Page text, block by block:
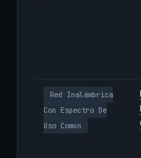
Red Inalámbrica
Con Espectro De
Uso Común